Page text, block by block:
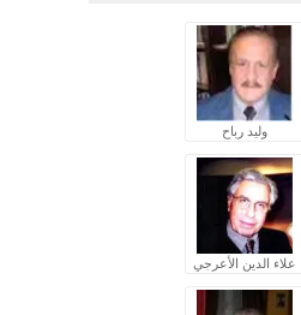
وليد رباح
علاء الدين الأعرجي